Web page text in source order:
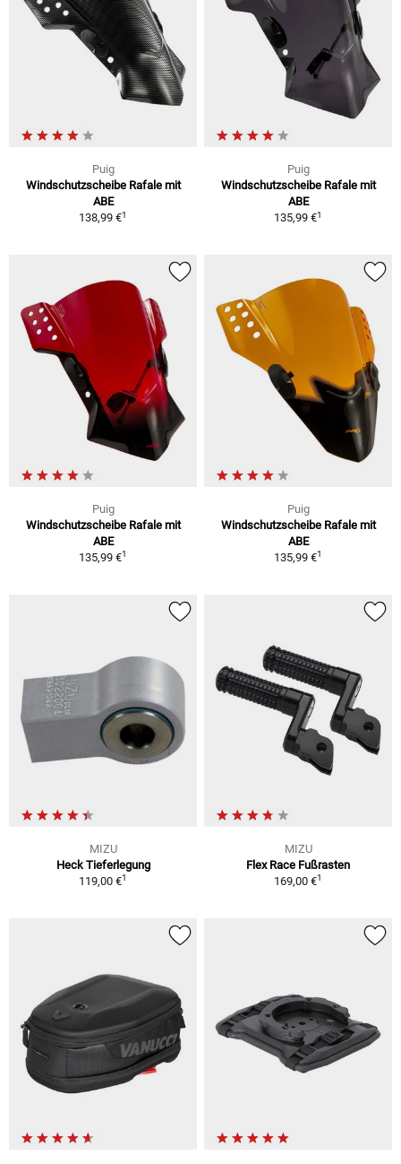
Puig
Windschutzscheibe Rafale mit
ABE
138,99 €1
Puig
Windschutzscheibe Rafale mit
ABE
135,99 €1
Puig
Windschutzscheibe Rafale mit
ABE
135,99 €1
Puig
Windschutzscheibe Rafale mit
ABE
135,99 €1
MIZU
Heck Tieferlegung
119,00 €1
MIZU
Flex Race Fußrasten
169,00 €1